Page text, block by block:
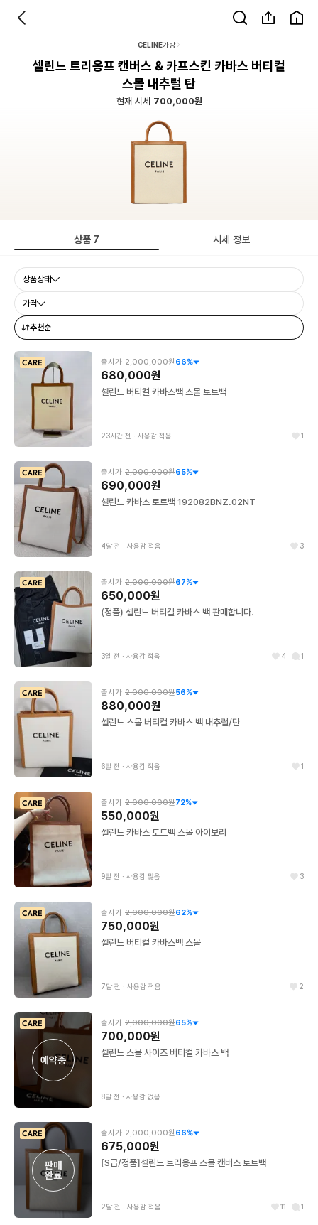
CELINE가방
셀린느 트리옹프 캔버스 & 카프스킨 카바스 버티컬
스몰 내추럴 탄
현재 시세 700,000원
상품 7 시세 정보
상품상태
가격
추천순
출시가 2,000,000원66%
680,000원
셀린느 버티컬 카바스백 스몰 토트백
23시간 전 ∙ 사용감 적음 1
출시가 2,000,000원65%
690,000원
셀린느 카바스 토트백 192082BNZ.02NT
4달 전 ∙ 사용감 적음 3
출시가 2,000,000원67%
650,000원
(정품) 셀린느 버티컬 카바스 백 판매합니다.
3일 전 ∙ 사용감 적음 4 1
출시가 2,000,000원56%
880,000원
셀린느 스몰 버티컬 카바스 백 내추럴/탄
6달 전 ∙ 사용감 적음 1
출시가 2,000,000원72%
550,000원
셀린느 카바스 토트백 스몰 아이보리
9달 전 ∙ 사용감 많음 3
출시가 2,000,000원62%
750,000원
셀린느 버티컬 카바스백 스몰
7달 전 ∙ 사용감 적음 2
예약중
출시가 2,000,000원65%
700,000원
셀린느 스몰 사이즈 버티컬 카바스 백
8달 전 ∙ 사용감 없음
판매
완료
출시가 2,000,000원66%
675,000원
[S급/정품]셀린느 트리옹프 스몰 캔버스 토트백
2달 전 ∙ 사용감 적음 11 1